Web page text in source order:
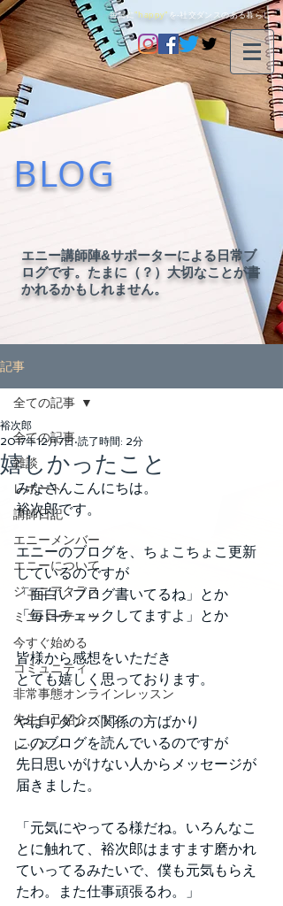
毎日に"happy" を-社交ダンスのある暮らし-
BLOG
エニー講師陣&サポーターによる日常ブ
ログです。たまに（？）大切なことが書
かれるかもしれません。
記事
全ての記事
雑談
レポート
講師日記
エニーメンバー
エニーについて
ジュニアクラス
ミニパーティー
今すぐ始める
コミュニティ
非常事態オンラインレッスン
先生自己紹介バトン
レッスン
全ての記事
嬉しかったこと
裕次郎
2017年12月7日 読了時間: 2分
みなさんこんにちは。
裕次郎です。
エニーのブログを、ちょこちょこ更新
しているのですが
「面白いブログ書いてるね」とか
「毎日チェックしてますよ」とか
皆様から感想をいただき
とても嬉しく思っております。
やはりダンス関係の方ばかり
このブログを読んでいるのですが
先日思いがけない人からメッセージが
届きました。
「元気にやってる様だね。いろんなこ
とに触れて、裕次郎はますます磨かれ
ていってるみたいで、僕も元気もらえ
たわ。また仕事頑張るわ。」